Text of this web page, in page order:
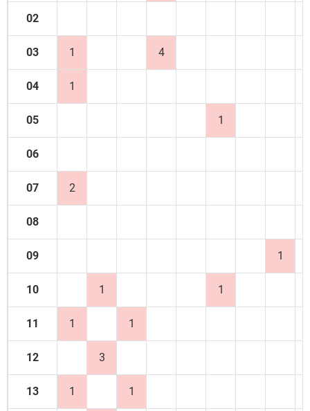
02
03 1 4
04 1
05 1
06
07 2
08
09 1
10 1 1
11 1 1
12 3
13 1 1